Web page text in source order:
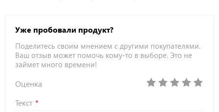
Уже пробовали продукт?
Поделитесь своим мнением с другими покупателями.
Ваш отзыв может помочь кому-то в выборе. Это не
займет много времени!
Оценка
Текст